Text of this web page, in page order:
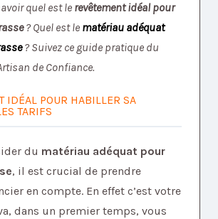
quel est le revêtement idéal pour
? Quel est le matériau adéquat
?Suivez ce guide pratique du
de Confiance.
IDÉAL POUR HABILLER SA
TARIFS
du matériau adéquat pour
, il est crucial de prendre
en compte. En effet c’est votre
dans un premier temps, vous